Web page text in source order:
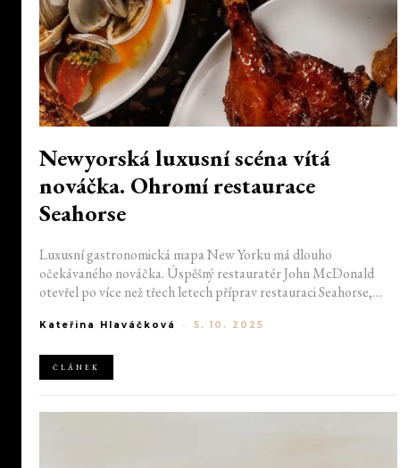
Newyorská luxusní scéna vítá
nováčka. Ohromí restaurace
Seahorse
Luxusní gastronomická mapa New Yorku má dlouho
očekávaného nováčka. Úspěšný restauratér John McDonald
otevřel po více než třech letech příprav restauraci Seahorse,
Hosty láká na minimalistické pokrmy plné ryb a mořských
Kateřina Hlaváčková - 5. 10. 2025
ČLÁNEK